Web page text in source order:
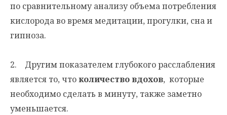
по сравнительному анализу объема потребления
кислорода во время медитации, прогулки, сна и
гипноза.
2. Другим показателем глубокого расслабления
является то, чтоколичество вдохов, которые
необходимо сделать в минуту, также заметно
уменьшается.